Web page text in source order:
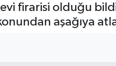
firarisi olduğu
aşağıya